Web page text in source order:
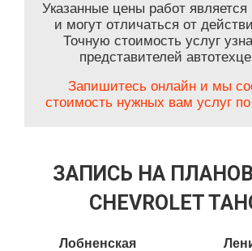
Указанные цены работ
и могут отличаться от
Точную стоимость услуг
представителей
Запишитесь онлайн и мы
стоимость нужных вам услуг
ЗАПИСЬ НА
CHEVROLET
Лобненская